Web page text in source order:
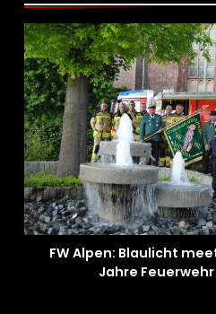
FW Alpen: Blaulicht
Jahre